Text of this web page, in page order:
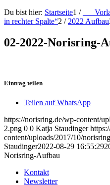
Du bist hier: Startseite1 /
in rechter Spalte“2 / 2022 Aufbau
02-2022-Norisring-
Eintrag teilen
Teilen auf WhatsApp
https://norisring.de/wp-content/
2.png 0 0 Katja Staudinger
content/uploads/2017/10/
Staudinger2022-08-29 16:55:29
Norisring-Aufbau
Kontakt
Newsletter